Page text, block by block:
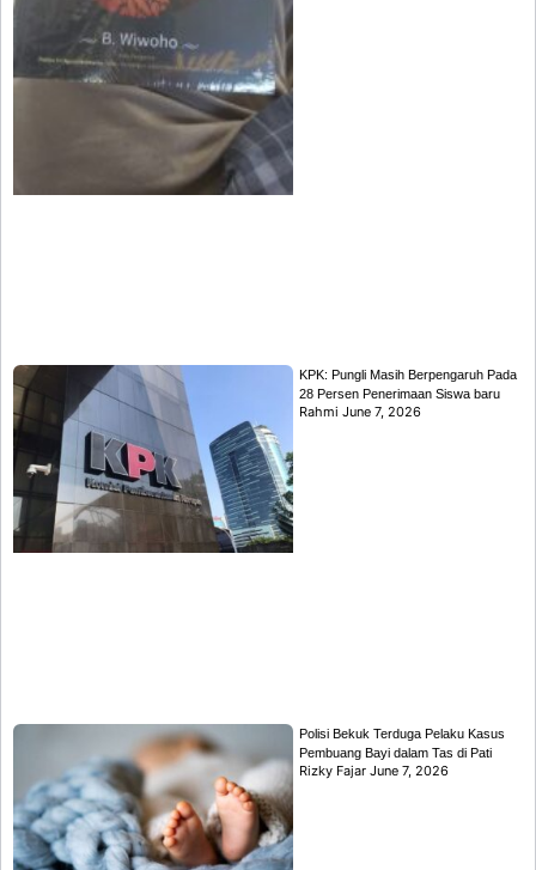
KPK: Pungli Masih Berpengaruh Pada
28 Persen Penerimaan Siswa baru
RahmiJune 7, 2026
Polisi Bekuk Terduga Pelaku Kasus
Pembuang Bayi dalam Tas di Pati
Rizky FajarJune 7, 2026